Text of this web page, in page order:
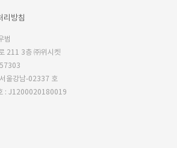
리방침
범
211 3층 ㈜위시켓
울강남-02337 호
: J1200020180019